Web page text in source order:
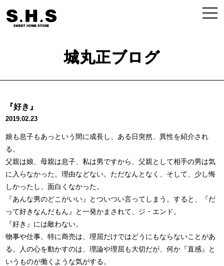
城丸正ブログ
『好き』
2019.02.23
娘も息子もあっという間に成長し、ある日突然、異性を紹介され
る。
父親は娘、母親は息子、私は男ですから、父親として相手の男は気
に入らなかった。理由などない。ただなんとなく、そして、少し悔
しかったし、面白くなかった。
『あんな男のどこがいい』とついつい言ってしまう。すると、『だ
って好きなんだもん』と一発かまされて、ジ・エンド。
『好き』には敵わない。
物事や仕事、特に商売は、理屈だけではどうにもならないことがあ
る。人の心を動かすのは、理論や理屈も大切だが、何か『直感』と
いうものが働くような気がする。